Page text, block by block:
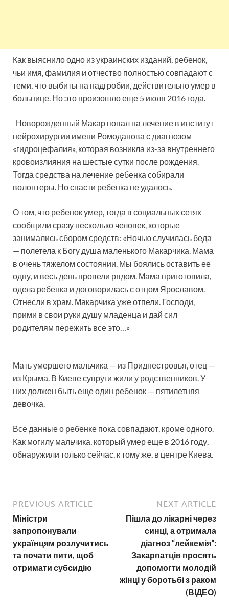
Как выяснило одно из украинских изданий, ребенок,
чьи имя, фамилия и отчество полностью совпадают с
теми, что выбиты на надгробии, действительно умер в
больнице. Но это произошло еще 5 июля 2016 года.
Новорожденный Макар попал на лечение в институт
нейрохирургии имени Ромоданова с диагнозом
«гидроцефалия», которая возникла из-за внутреннего
кровоизлияния на шестые сутки после рождения.
Тогда средства на лечение ребенка собирали
волонтеры. Но спасти ребенка не удалось.
О том, что ребенок умер, тогда в социальных сетях
сообщили сразу несколько человек, которые
занимались сбором средств: «Ночью случилась беда
— полетела к Богу душа маленького Макарчика. Мама
в очень тяжелом состоянии. Мы боялись оставить ее
одну, и весь день провели рядом. Мама приготовила,
одела ребенка и договорилась с отцом Ярославом.
Отнесли в храм. Макарчика уже отпели. Господи,
прими в свои руки душу младенца и дай сил
родителям пережить все это…»
Мать умершего мальчика — из Приднестровья, отец —
из Крыма. В Киеве супруги жили у родственников. У
них должен быть еще один ребенок — пятилетняя
девочка.
Все данные о ребенке пока совпадают, кроме одного.
Как могилу мальчика, который умер еще в 2016 году,
обнаружили только сейчас, к тому же, в центре Киева.
PREVIOUS ARTICLE
Міністри
запропонували
українцям розлучитись
та почати пити, щоб
отримати субсидію
NEXT ARTICLE
Пішла до лікарні через
синці, а отримала
діагноз “лейкемія”:
Закарпатців просять
допомогти молодій
жінці у боротьбі з раком
(ВІДЕО)